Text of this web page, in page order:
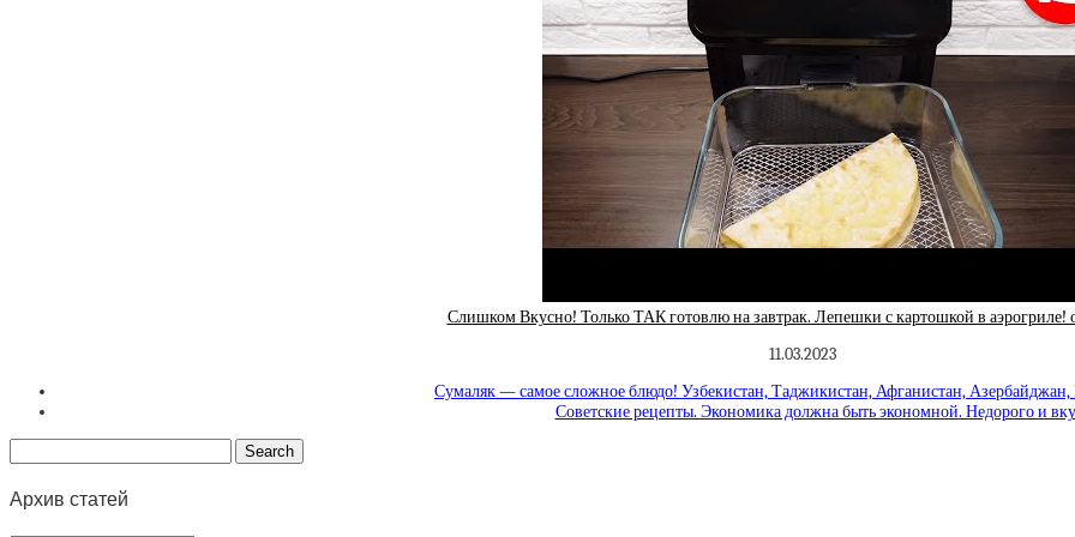
Слишком Вкусно! Только ТАК готовлю на завтрак. Лепешки с картошкой в аэрогриле!
11.03.2023
Сумаляк — самое сложное блюдо! Узбекистан, Таджикистан, Афганистан,
Советские рецепты. Экономика должна быть экономной. Недорого и
Архив статей